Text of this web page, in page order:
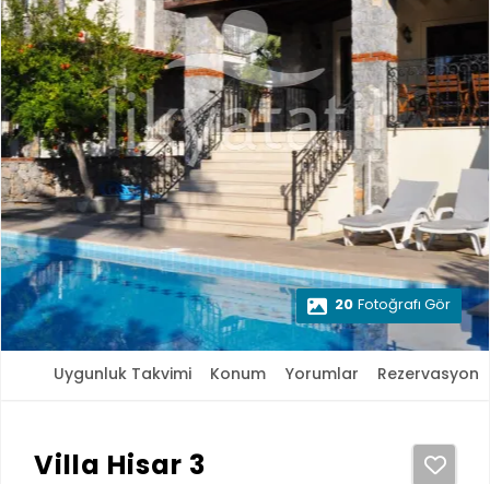
20 Fotoğrafı Gör
Uygunluk Takvimi Konum Yorumlar Rezervasyon
Villa Hisar 3